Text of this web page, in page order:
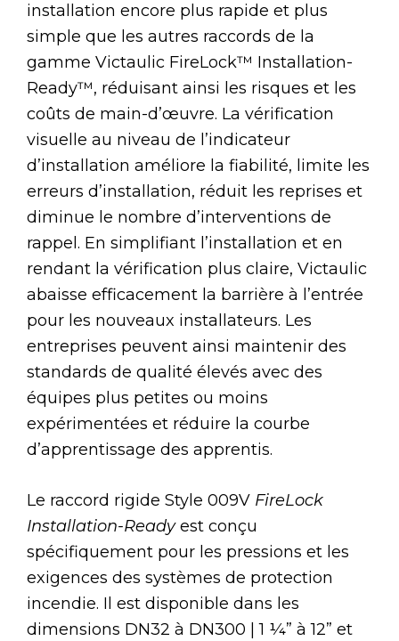
installation encore plus rapide et plus
simple que les autres raccords de la
gamme Victaulic FireLock™ Installation-
Ready™, réduisant ainsi les risques et les
coûts de main-d’œuvre. La vérification
visuelle au niveau de l’indicateur
d’installation améliore la fiabilité, limite les
erreurs d’installation, réduit les reprises et
diminue le nombre d’interventions de
rappel. En simplifiant l’installation et en
rendant la vérification plus claire, Victaulic
abaisse efficacement la barrière à l’entrée
pour les nouveaux installateurs. Les
entreprises peuvent ainsi maintenir des
standards de qualité élevés avec des
équipes plus petites ou moins
expérimentées et réduire la courbe
d’apprentissage des apprentis.
Le raccord rigide Style 009V FireLock
Installation-Readyest conçu
spécifiquement pour les pressions et les
exigences des systèmes de protection
incendie. Il est disponible dans les
dimensions DN32 à DN300 | 1 ¼” à 12” et